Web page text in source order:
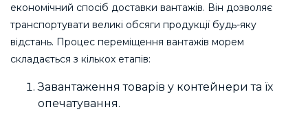
економічний спосіб доставки вантажів. Він дозволяє
транспортувати великі обсяги продукції будь-яку
відстань. Процес переміщення вантажів морем
складається з кількох етапів:
Завантаження товарів у контейнери та їх
опечатування.